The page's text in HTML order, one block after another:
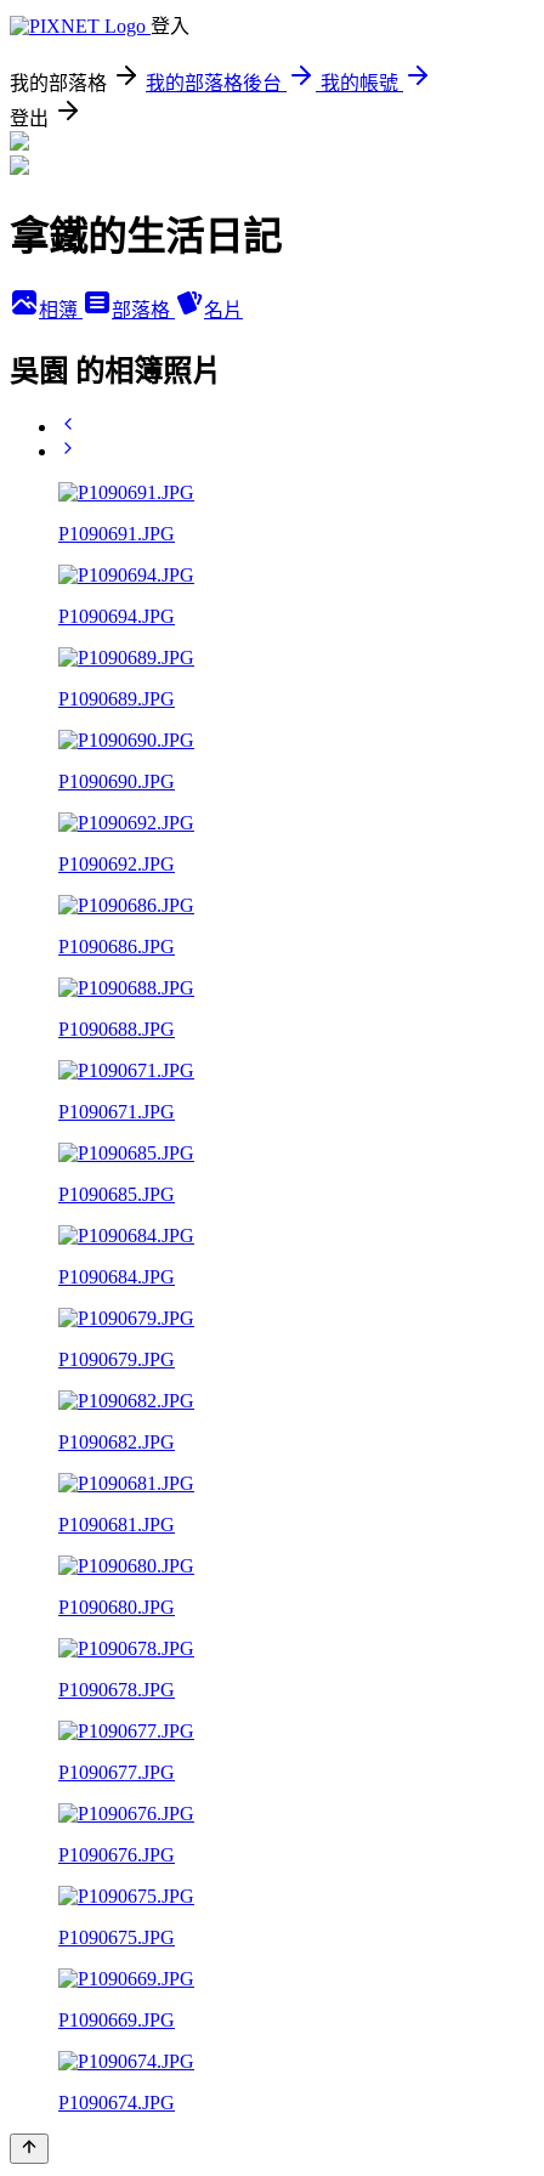
登入
我的部落格 我的部落格後台
我的帳號
登出
拿鐵的生活日記
相簿 部落格 名片
吳園 的相簿照片
P1090691.JPG
P1090694.JPG
P1090689.JPG
P1090690.JPG
P1090692.JPG
P1090686.JPG
P1090688.JPG
P1090671.JPG
P1090685.JPG
P1090684.JPG
P1090679.JPG
P1090682.JPG
P1090681.JPG
P1090680.JPG
P1090678.JPG
P1090677.JPG
P1090676.JPG
P1090675.JPG
P1090669.JPG
P1090674.JPG